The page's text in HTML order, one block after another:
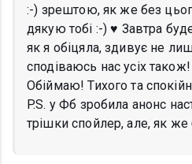
:-) зрештою, як же без
дякую тобі :-) ♥️ Завтра
як я обіцяла, здивує не
сподіваюсь нас усіх також!
Обіймаю! Тихого та
P.S. у Фб зробила анонс
трішки спойлер, але, як же